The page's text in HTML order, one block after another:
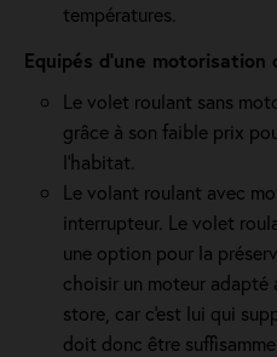
températures.
Equipés d'une motorisation
Le volet roulant sans
grâce à son faible prix
l'habitat.
Le volant roulant avec
interrupteur. Le volet
une option pour la
choisir un moteur
store, car c'est lui qui
doit donc être